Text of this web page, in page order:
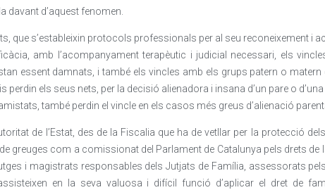
davant d’aquest fenomen.
que s’estableixin protocols professionals per al seu reconeixement i
amb l’acompanyament terapèutic i judicial necessari, els
essent damnats, i també els vincles amb els grups patern o matern
perdin els seus nets, per la decisió alienadora i insana d’un pare o d’una
també perdin el vincle en els casos més greus d’alienació
de l’Estat, des de la Fiscalia que ha de vetllar per la protecció
greuges com a comissionat del Parlament de Catalunya pels drets de
i magistrats responsables dels Jutjats de Família, assessorats
en la seva valuosa i difícil funció d’aplicar el dret de